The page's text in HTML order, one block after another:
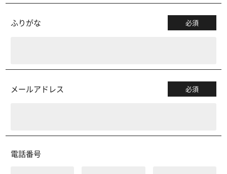
ふりがな 必須
メールアドレス 必須
電話番号